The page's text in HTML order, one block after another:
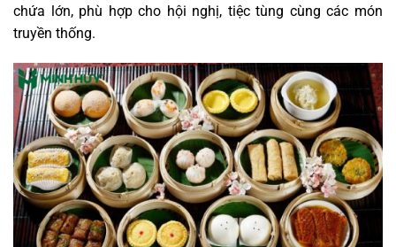
chứa lớn, phù hợp cho hội nghị, tiệc tùng cùng các món
truyền thống.